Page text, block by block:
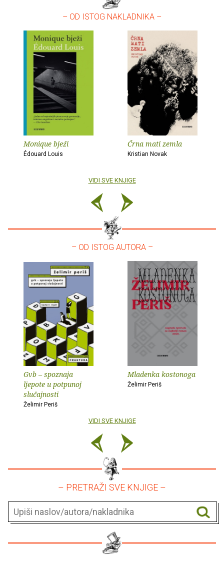
– OD ISTOG NAKLADNIKA –
Monique bježi
Édouard Louis
Črna mati zemla
Kristian Novak
VIDI SVE KNJIGE
– OD ISTOG AUTORA –
Gvb – spoznaja
ljepote u potpunoj
slučajnosti
Želimir Periš
Mladenka kostonoga
Želimir Periš
VIDI SVE KNJIGE
– PRETRAŽI SVE KNJIGE –